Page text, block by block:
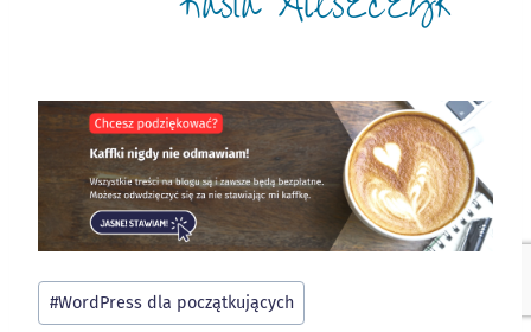
Tagi
wpisu:
#WordPress dla początkujących